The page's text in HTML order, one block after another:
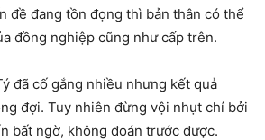
đề đang tồn đọng thì bản thân có thể
đồng nghiệp cũng như cấp trên.
đã cố gắng nhiều nhưng kết quả
đợi. Tuy nhiên đừng vội nhụt chí bởi
bất ngờ, không đoán trước được.